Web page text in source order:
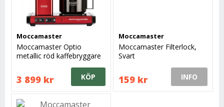
Moccamaster
Moccamaster Optio
metallic röd kaffebryggare
3 899 kr KÖP
Moccamaster
Moccamaster Filterlock,
Svart
159 kr INFO